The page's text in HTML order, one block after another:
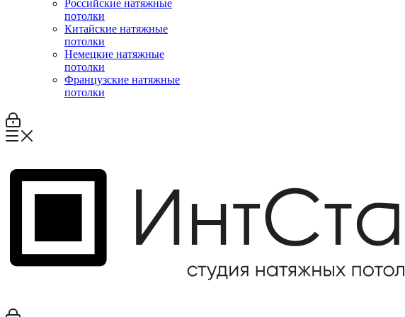
Российские натяжные
потолки
Китайские натяжные
потолки
Немецкие натяжные
потолки
Французские натяжные
потолки